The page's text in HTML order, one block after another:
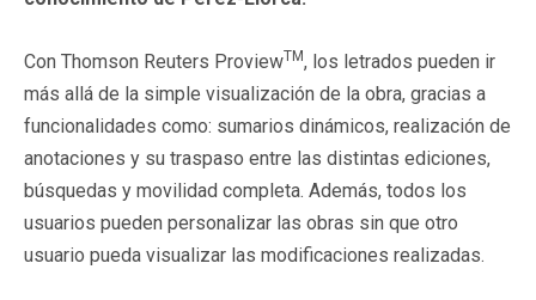
Con Thomson Reuters ProviewTM, los letrados pueden ir
más allá de la simple visualización de la obra, gracias a
funcionalidades como: sumarios dinámicos, realización de
anotaciones y su traspaso entre las distintas ediciones,
búsquedas y movilidad completa. Además, todos los
usuarios pueden personalizar las obras sin que otro
usuario pueda visualizar las modificaciones realizadas.